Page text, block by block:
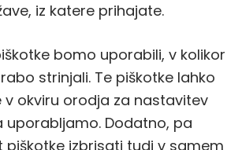
iz katere prihajate.
bomo uporabili, v kolikor
strinjali. Te piškotke lahko
v okviru orodja za nastavitev
uporabljamo. Dodatno, pa
piškotke izbrisati tudi v samem